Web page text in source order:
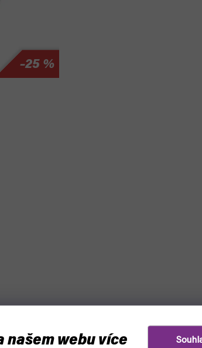
našem webu více
–25 %